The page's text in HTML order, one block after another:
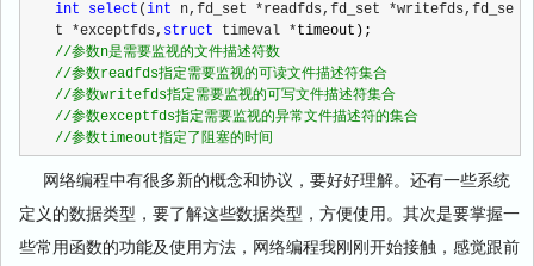
int select (int n,fd_set *readfds,fd_set *writefds,fd_se
t *exceptfds, struct timeval *
//
//
//
//
//参数timeout指定了阻塞的时间
网络编程中有很多新的概念和协议，要好好理解。还有一些系统
定义的数据类型，要了解这些数据类型，方便使用。其次是要掌握一
些常用函数的功能及使用方法，网络编程我刚刚开始接触，感觉跟前